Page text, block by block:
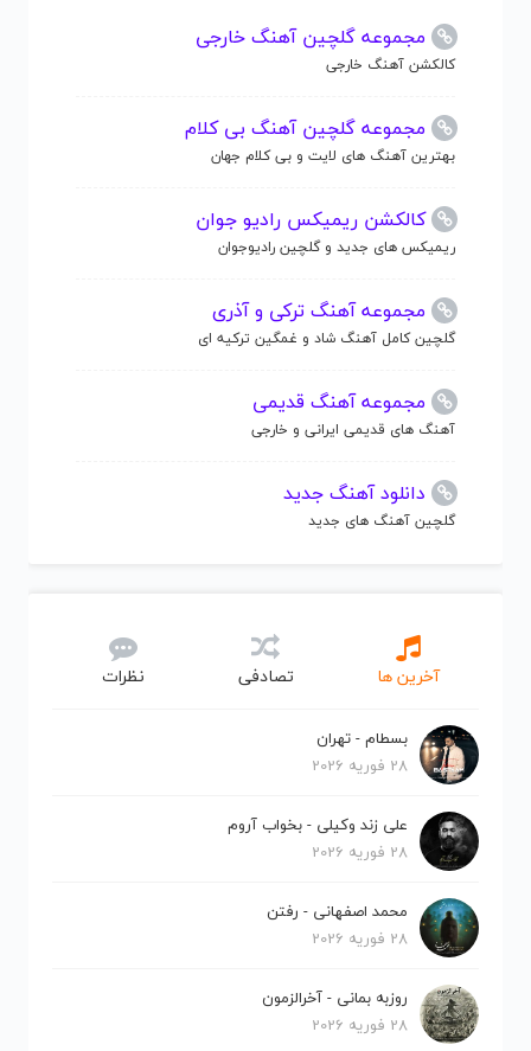
مجموعه گلچین آهنگ خارجی
کالکشن آهنگ خارجی
مجموعه گلچین آهنگ بی کلام
بهترین آهنگ های لایت و بی کلام جهان
کالکشن ریمیکس رادیو جوان
ریمیکس های جدید و گلچین رادیوجوان
مجموعه آهنگ ترکی و آذری
گلچین کامل آهنگ شاد و غمگین ترکیه ای
مجموعه آهنگ قدیمی
آهنگ های قدیمی ایرانی و خارجی
دانلود آهنگ جدید
گلچین آهنگ های جدید
آخرین ها تصادفی نظرات
بسطام - تهران
28 فوریه 2026
علی زند وکیلی - بخواب آروم
28 فوریه 2026
محمد اصفهانی - رفتن
28 فوریه 2026
روزبه بمانی - آخرالزمون
28 فوریه 2026